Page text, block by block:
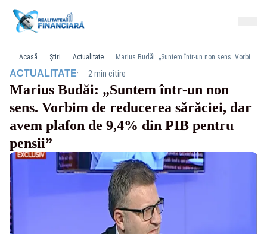
Acasă Știri Actualitate Marius Budăi: „Suntem într-un non sens. Vorbim de reducerea sărăciei, dar avem plafon de 9,4% din PIB pentru pensii”
ACTUALITATE· 2 min citire
Marius Budăi: „Suntem într-un non
sens. Vorbim de reducerea sărăciei, dar
avem plafon de 9,4% din PIB pentru
pensii”